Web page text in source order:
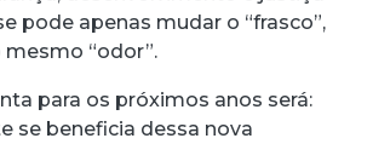
pode apenas mudar o “frasco”,
“odor”.
para os próximos anos será:
se beneficia dessa nova